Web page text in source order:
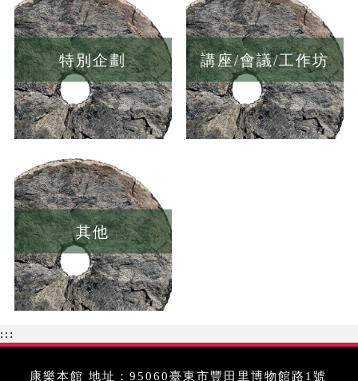
特別企劃 講座/會議/工作坊
其他
:::
康樂本館 地址：95060臺東市豐田里博物館路1號